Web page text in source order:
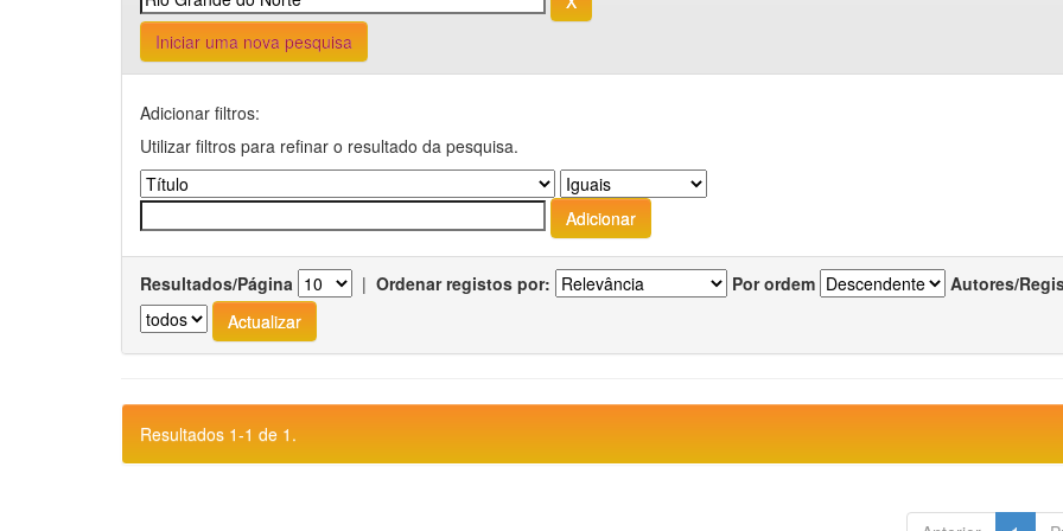
Iniciar uma nova pesquisa
Adicionar filtros:
Utilizar filtros para refinar o resultado da pesquisa.
Resultados/Página | Ordenar registos por: Por ordem Autores/
Resultados 1-1 de 1.